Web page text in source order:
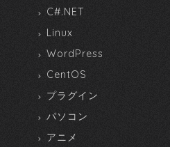
C#.NET
Linux
WordPress
CentOS
プラグイン
パソコン
アニメ